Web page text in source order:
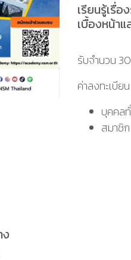
เรียนรู้เรื่
เบื้องหน้า
รับจำนวน
ค่าลงทะเบียน
บุคคล
สมาชิ